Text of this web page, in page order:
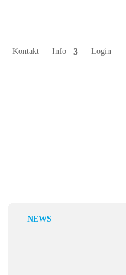
Kontakt Info Login
NEWS